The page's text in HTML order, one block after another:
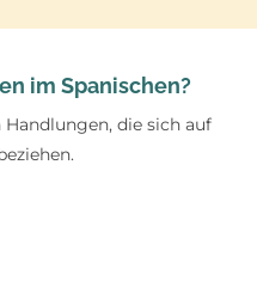
im Spanischen?
Handlungen, die sich auf